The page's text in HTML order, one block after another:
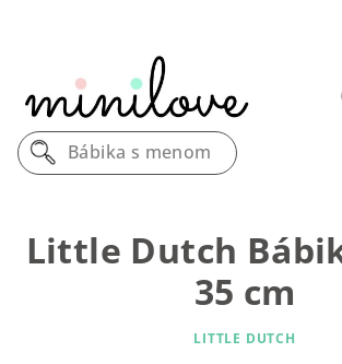
Bábika s menom
Little Dutch
35 cm
LITTLE DUTCH